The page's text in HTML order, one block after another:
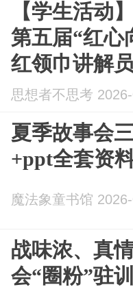
【学生活动
第五届“红心
红领巾讲解
始！9月30日
思想者不思考
夏季故事会
+ppt全套资
魔法象童书馆
战味浓、真
会“圈粉”驻